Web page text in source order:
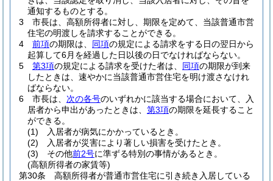
通知するものとする。
3
市長は、高額所得者に対し、期限を定めて、当該普通市営
住宅の明渡しを請求することができる。
4
前項の期限は、 同項の規定による請求をする日の翌日から
起算して6月を経過した日以後の日でなければならない。
5
第3項の規定による請求を受けた者は、 同項の期限が到来
したときは、速やかに当該普通市営住宅を明け渡さなけれ
ばならない。
6
市長は、 次の各号のいずれかに該当する場合において、入
居者から申出があったときは、 第3項の期限を延長すること
ができる。
(1)
入居者が病気にかかっているとき。
(2)
入居者が災害により著しい損害を受けたとき。
(3)
その他前2号に準ずる特別の事情があるとき。
(高額所得者の家賃等)
第30条
高額所得者が普通市営住宅に引き続き入居している